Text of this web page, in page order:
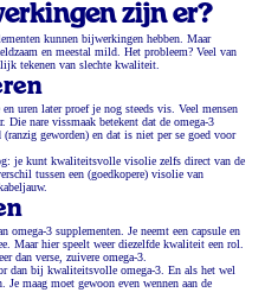
zijn er?
kunnen bijwerkingen hebben. Maar
en meestal mild. Het probleem? Veel van
tekenen van slechte kwaliteit.
uren later proef je nog steeds vis. Veel mensen
nare vissmaak betekent dat de omega-3
geworden) en dat is niet per se goed voor
je kunt kwaliteitsvolle visolie zelfs direct van de
tussen een (goedkopere) visolie van
omega-3 supplementen. Je neemt een capsule en
Maar hier speelt weer diezelfde kwaliteit een rol.
dan verse, zuivere omega-3.
dan bij kwaliteitsvolle omega-3. En als het wel
Je maag moet gewoon even wennen aan de